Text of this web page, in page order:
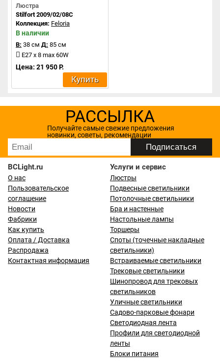
Люстра
Stilfort 2009/02/08C
Коллекция: Feloria
В наличии
В: 38 см Д: 85 см
E27 x 8 max 60W
Цена: 21 950 Р.
Купить
РАССЫЛКА
Получайте самые свежие предложения
новинки, советы, рекомендации
BCLight.ru
О нас
Пользовательское
соглашение
Новости
Фабрики
Как купить
Оплата / Доставка
Распродажа
Контактная информация
Услуги и сервис
Люстры
Подвесные светильники
Потолочные светильники
Бра и настенные
Настольные лампы
Торшеры
Споты (точечные накладные
светильники)
Встраиваемые светильники
Трековые светильники
Шинопровод для трековых
светильников
Уличные светильники
Садово-парковые фонари
Светодиодная лента
Профили для светодиодной
ленты
Блоки питания